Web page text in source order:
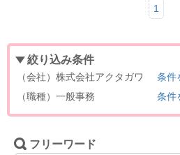
1
絞り込み条件
（会社）株式会社アクタガワ
条件
（職種）一般事務
条件
フリーワード